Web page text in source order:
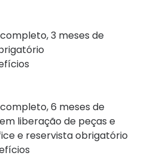
3 meses de
6 meses de
liberação de peças e
e reservista obrigatório